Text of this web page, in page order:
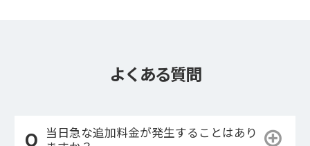
よくある質問
当日急な追加料金が発生することはあり